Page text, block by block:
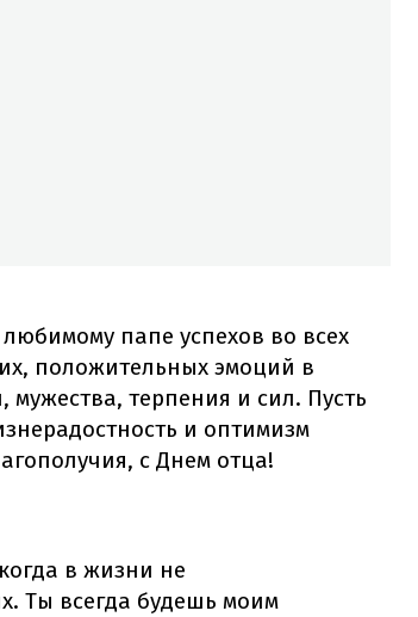
папе успехов во всех
положительных эмоций в
терпения и сил. Пусть
и оптимизм
с Днем отца!
в жизни не
Ты всегда будешь моим